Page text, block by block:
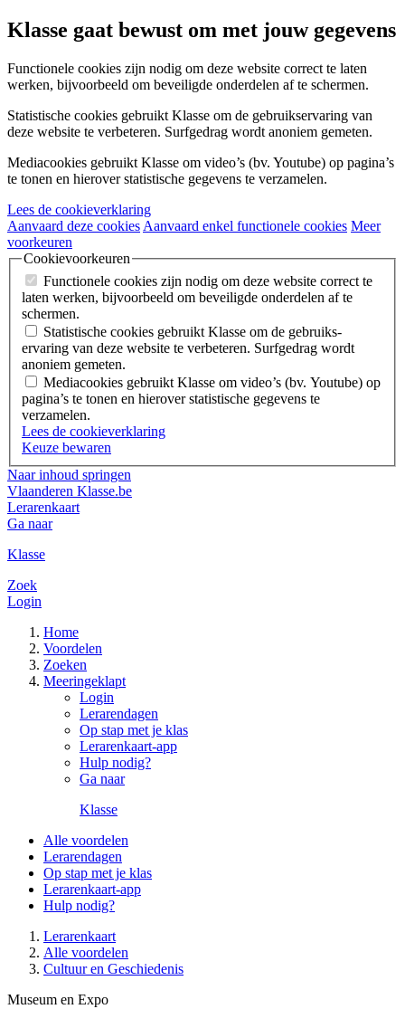
Klasse gaat bewust om met jouw gegevens
Functionele cookies zijn nodig om deze website correct te laten
werken, bijvoorbeeld om beveiligde onderdelen af te schermen.
Statistische cookies gebruikt Klasse om de gebruiks­ervaring van
deze website te verbeteren. Surfgedrag wordt anoniem gemeten.
Mediacookies gebruikt Klasse om video’s (bv. Youtube) op pagina’s
te tonen en hierover statistische gegevens te verzamelen.
Lees de cookieverklaring
Aanvaard deze cookies Aanvaard enkel functionele cookies Meer
voorkeuren
Cookievoorkeuren
Functionele cookies zijn nodig om deze website correct te
laten werken, bijvoorbeeld om beveiligde onderdelen af te
schermen.
Statistische cookies gebruikt Klasse om de gebruiks­
ervaring van deze website te verbeteren. Surfgedrag wordt
anoniem gemeten.
Mediacookies gebruikt Klasse om video’s (bv. Youtube) op
pagina’s te tonen en hierover statistische gegevens te
verzamelen.
Lees de cookieverklaring
Keuze bewaren
Naar inhoud springen
Vlaanderen Klasse.be
Lerarenkaart
Ga naar
Klasse
Zoek
Login
Home
Voordelen
Zoeken
Meeringeklapt
Login
Lerarendagen
Op stap met je klas
Lerarenkaart-app
Hulp nodig?
Ga naar
Klasse
Alle voordelen
Lerarendagen
Op stap met je klas
Lerarenkaart-app
Hulp nodig?
Lerarenkaart
Alle voordelen
Cultuur en Geschiedenis
Museum en Expo